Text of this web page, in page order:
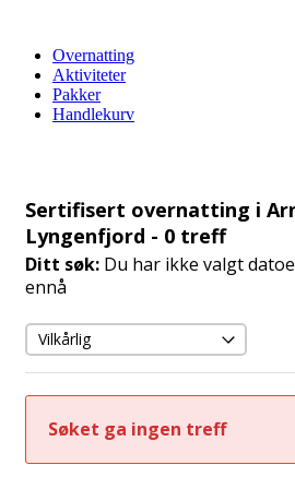
Overnatting
Aktiviteter
Pakker
Handlekurv
Sertifisert overnatting i
Lyngenfjord - 0 treff
Ditt søk: Du har ikke valgt
ennå
Lukk
Søket ga ingen treff